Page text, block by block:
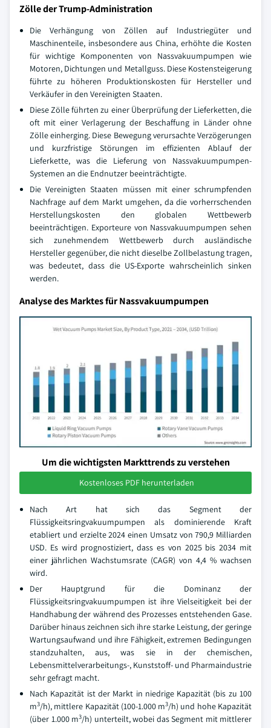
Zölle der Trump-Administration
Die Verhängung von Zöllen auf Industriegüter und
Maschinenteile, insbesondere aus China, erhöhte die Kosten
für wichtige Komponenten von Nassvakuumpumpen wie
Motoren, Dichtungen und Metallguss. Diese Kostensteigerung
führte zu höheren Produktionskosten für Hersteller und
Verkäufer in den Vereinigten Staaten.
Diese Zölle führten zu einer Überprüfung der Lieferketten, die
oft mit einer Verlagerung der Beschaffung in Länder ohne
Zölle einherging. Diese Bewegung verursachte Verzögerungen
und kurzfristige Störungen im effizienten Ablauf der
Lieferkette, was die Lieferung von Nassvakuumpumpen-
Systemen an die Endnutzer beeinträchtigte.
Die Vereinigten Staaten müssen mit einer schrumpfenden
Nachfrage auf dem Markt umgehen, da die vorherrschenden
Herstellungskosten den globalen Wettbewerb
beeinträchtigen. Exporteure von Nassvakuumpumpen sehen
sich zunehmendem Wettbewerb durch ausländische
Hersteller gegenüber, die nicht dieselbe Zollbelastung tragen,
was bedeutet, dass die US-Exporte wahrscheinlich sinken
werden.
Analyse des Marktes für Nassvakuumpumpen
Um die wichtigsten Markttrends zu verstehen
Kostenloses PDF herunterladen
Nach Art hat sich das Segment der
Flüssigkeitsringvakuumpumpen als dominierende Kraft
etabliert und erzielte 2024 einen Umsatz von 790,9 Milliarden
USD. Es wird prognostiziert, dass es von 2025 bis 2034 mit
einer jährlichen Wachstumsrate (CAGR) von 4,4 % wachsen
wird.
Der Hauptgrund für die Dominanz der
Flüssigkeitsringvakuumpumpen ist ihre Vielseitigkeit bei der
Handhabung der während des Prozesses entstehenden Gase.
Darüber hinaus zeichnen sich ihre starke Leistung, der geringe
Wartungsaufwand und ihre Fähigkeit, extremen Bedingungen
standzuhalten, aus, was sie in der chemischen,
Lebensmittelverarbeitungs-, Kunststoff- und Pharmaindustrie
sehr gefragt macht.
Nach Kapazität ist der Markt in niedrige Kapazität (bis zu 100
m3/h), mittlere Kapazität (100-1.000 m3/h) und hohe Kapazität
(über 1.000 m3/h) unterteilt, wobei das Segment mit mittlerer